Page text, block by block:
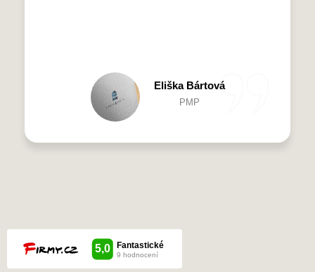
Eliška Bártová
PMP